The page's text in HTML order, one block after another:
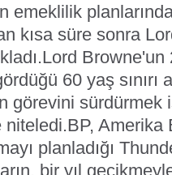
emeklilik
kısa süre sonra
Lord Browne'un
60 yaş sınırı
görevini sürdürmek
niteledi.BP, Amerika
planladığı
bir yıl